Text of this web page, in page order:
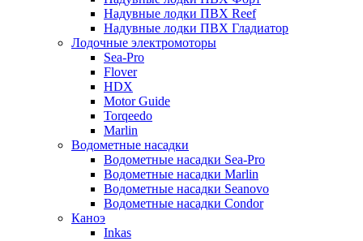
Надувные лодки ПВХ Reef
Надувные лодки ПВХ Гладиатор
Лодочные электромоторы
Sea-Pro
Flover
HDX
Motor Guide
Torqeedo
Marlin
Водометные насадки
Водометные насадки Sea-Pro
Водометные насадки Marlin
Водометные насадки Seanovo
Водометные насадки Condor
Каноэ
Inkas